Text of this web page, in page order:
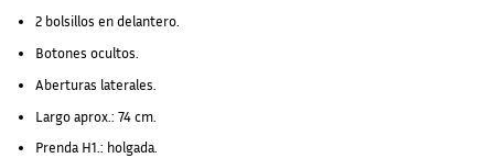
2 bolsillos en delantero.
Botones ocultos.
Aberturas laterales.
Largo aprox.: 74 cm.
Prenda H1.: holgada.